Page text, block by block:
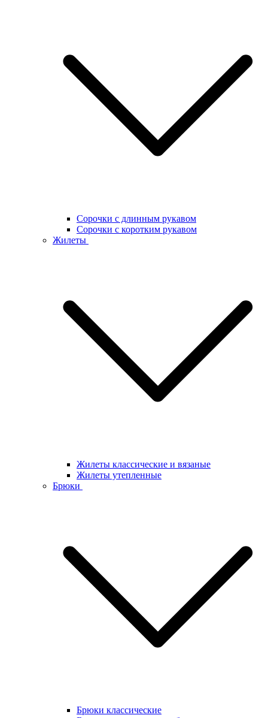
Сорочки с длинным рукавом
Сорочки с коротким рукавом
Жилеты
Жилеты классические и вязаные
Жилеты утепленные
Брюки
Брюки классические